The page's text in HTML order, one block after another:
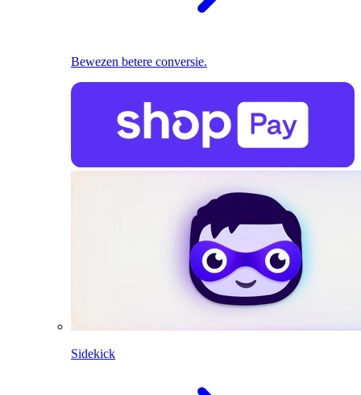
Bewezen betere conversie.
Sidekick